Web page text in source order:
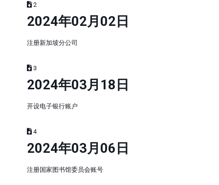
2
2024年02月02日
注册新加坡分公司
3
2024年03月18日
开设电子银行账户
4
2024年03月06日
注册国家图书馆委员会账号